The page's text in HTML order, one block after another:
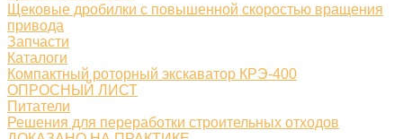
Щековые дробилки с повышенной скоростью вращения
привода
Запчасти
Каталоги
Компактный роторный экскаватор КРЭ-400
ОПРОСНЫЙ ЛИСТ
Питатели
Решения для переработки строительных отходов